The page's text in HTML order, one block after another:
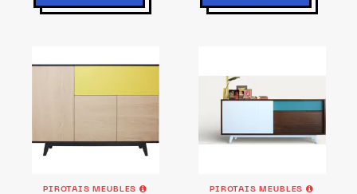
PIROTAIS MEUBLES PIROTAIS MEUBLES